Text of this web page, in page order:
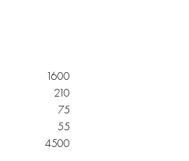
1600
210
75
55
4500